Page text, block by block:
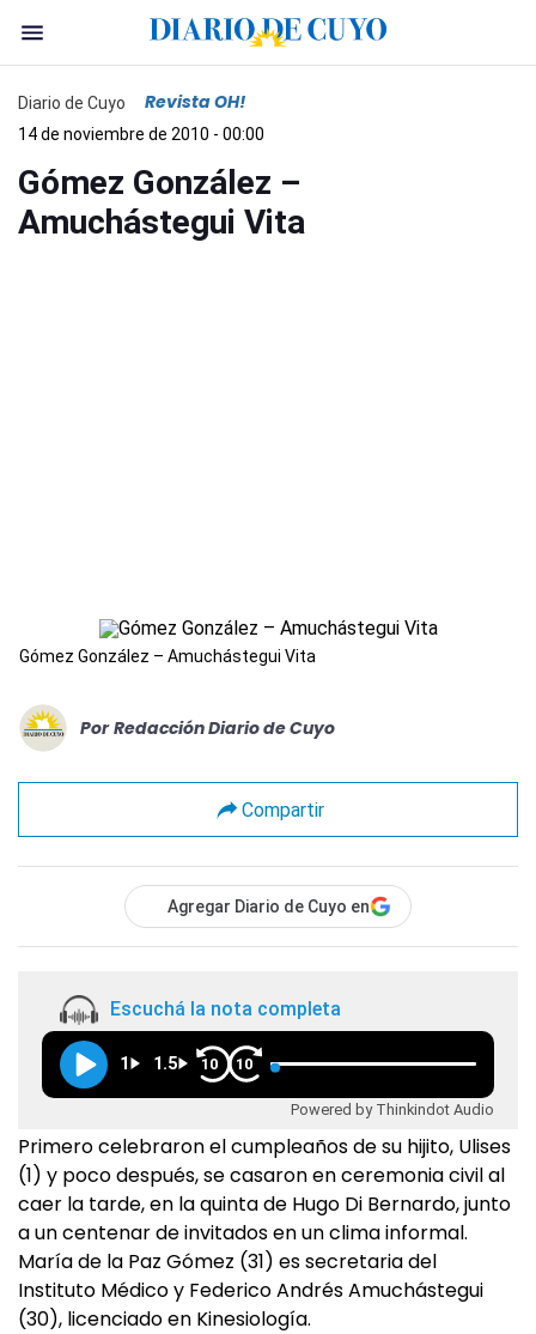
Diario de Cuyo Revista OH!
14 de noviembre de 2010 - 00:00
Gómez González –
Amuchástegui Vita
Gómez González – Amuchástegui Vita
Por Redacción Diario de Cuyo
Compartir
Agregar Diario de Cuyo en
Escuchá la nota completa
1 1.5 10 10
Powered by Thinkindot Audio
Primero celebraron el cumpleaños de su hijito, Ulises
(1) y poco después, se casaron en ceremonia civil al
caer la tarde, en la quinta de Hugo Di Bernardo, junto
a un centenar de invitados en un clima informal.
María de la Paz Gómez (31) es secretaria del
Instituto Médico y Federico Andrés Amuchástegui
(30), licenciado en Kinesiología.